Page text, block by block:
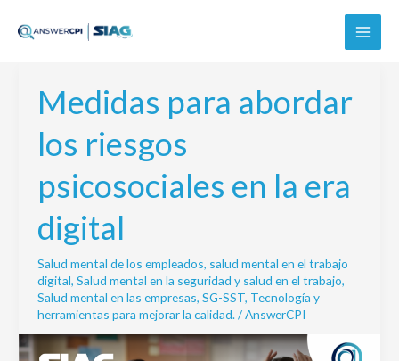
Medidas para abordar
los riesgos
psicosociales en la era
digital
Salud mental de los empleados, salud mental en el trabajo
digital, Salud mental en la seguridad y salud en el trabajo,
Salud mental en las empresas, SG-SST, Tecnología y
herramientas para mejorar la calidad./AnswerCPI
Medidas
para
abordar
los
riesgos
psicosociales
en
era
digital